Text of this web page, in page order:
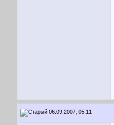
06.09.2007, 05:11